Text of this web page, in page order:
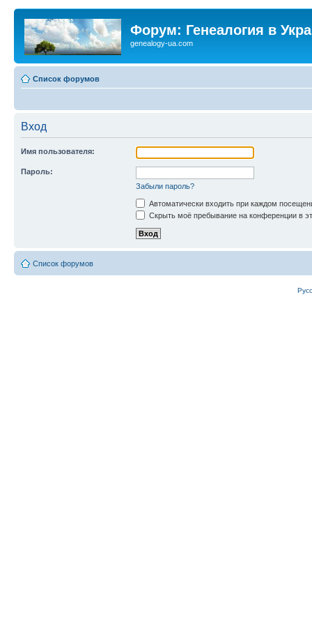
Форум: Генеалогия в
genealogy-ua.com
Список форумов
Вход
Имя пользователя:
Пароль:
Забыли пароль?
Автоматически входить при каждом
Скрыть моё пребывание на конференции в
Список форумов